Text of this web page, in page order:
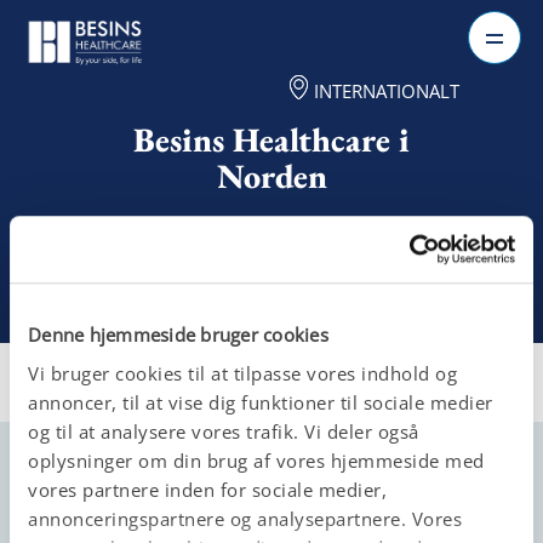
Denne hjemmeside bruger cookies
Vi bruger cookies til at tilpasse vores indhold og
annoncer, til at vise dig funktioner til sociale medier
og til at analysere vores trafik. Vi deler også
oplysninger om din brug af vores hjemmeside med
vores partnere inden for sociale medier,
annonceringspartnere og analysepartnere. Vores
INTERNATIONALT
Besins Healthcare i
Norden
Hjem > Besins i Norden